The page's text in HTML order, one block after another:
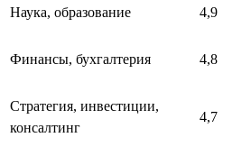
Наука, образование 4,9
Финансы, бухгалтерия 4,8
Стратегия, инвестиции,
консалтинг
4,7